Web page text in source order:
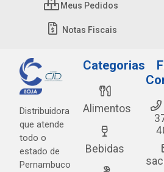
Meus Pedidos
Notas Fiscais
Distribuidora
que atende
todo o
estado de
Pernambuco
Categorias
Alimentos
Bebidas